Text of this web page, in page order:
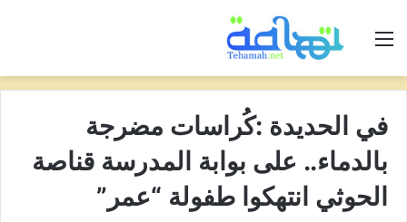
القائمة
في الحديدة :كُراسات مضرجة
بالدماء.. على بوابة المدرسة قناصة
الحوثي انتهكوا طفولة “عمر”